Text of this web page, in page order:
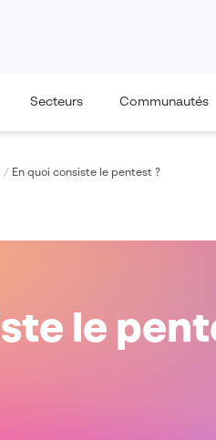
Secteurs Communautés
/ En quoi consiste le pentest ?
le